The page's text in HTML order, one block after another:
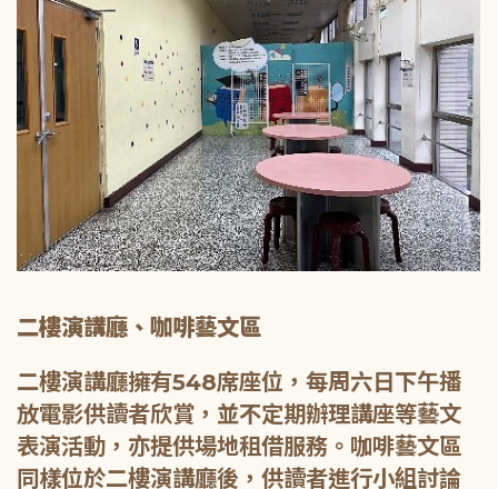
二樓演講廳、咖啡藝文區
二樓演講廳擁有548席座位，每周六日下午播
放電影供讀者欣賞，並不定期辦理講座等藝文
表演活動，亦提供場地租借服務。咖啡藝文區
同樣位於二樓演講廳後，供讀者進行小組討論